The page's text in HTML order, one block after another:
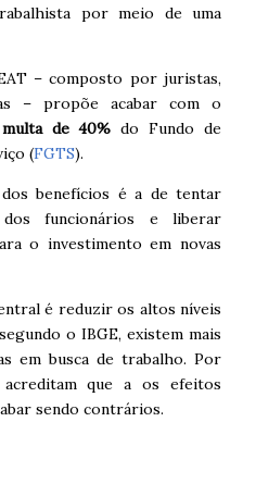
por meio de uma
– composto por juristas,
– propõe acabar com o
multa de 40% do Fundo de
(FGTS).
benefícios é a de tentar
funcionários e liberar
o investimento em novas
é reduzir os altos níveis
o IBGE, existem mais
em busca de trabalho. Por
que a os efeitos
sendo contrários.